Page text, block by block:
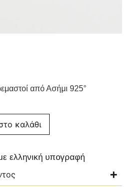
από Ασήμι 925°
καλάθι
ελληνική υπογραφή